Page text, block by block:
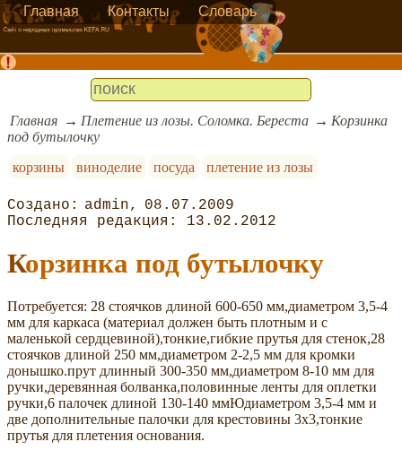
Главная Контакты Словарь
Главная Плетение из лозы. Соломка. Береста
Корзинка
под бутылочку
корзины
виноделие посуда плетение из лозы
admin
08.07.2009
13.02.2012
Корзинка под бутылочку
Потребуется: 28 стоячков длиной 600-650 мм,диаметром 3,5-4
мм для каркаса (материал должен быть плотным и с
маленькой сердцевиной),тонкие,гибкие прутья для стенок,28
стоячков длиной 250 мм,диаметром 2-2,5 мм для кромки
донышко.прут длинный 300-350 мм,диаметром 8-10 мм для
ручки,деревянная болванка,половинные ленты для оплетки
ручки,6 палочек длиной 130-140 ммЮдиаметром 3,5-4 мм и
две дополнительные палочки для крестовины 3х3,тонкие
прутья для плетения основания.